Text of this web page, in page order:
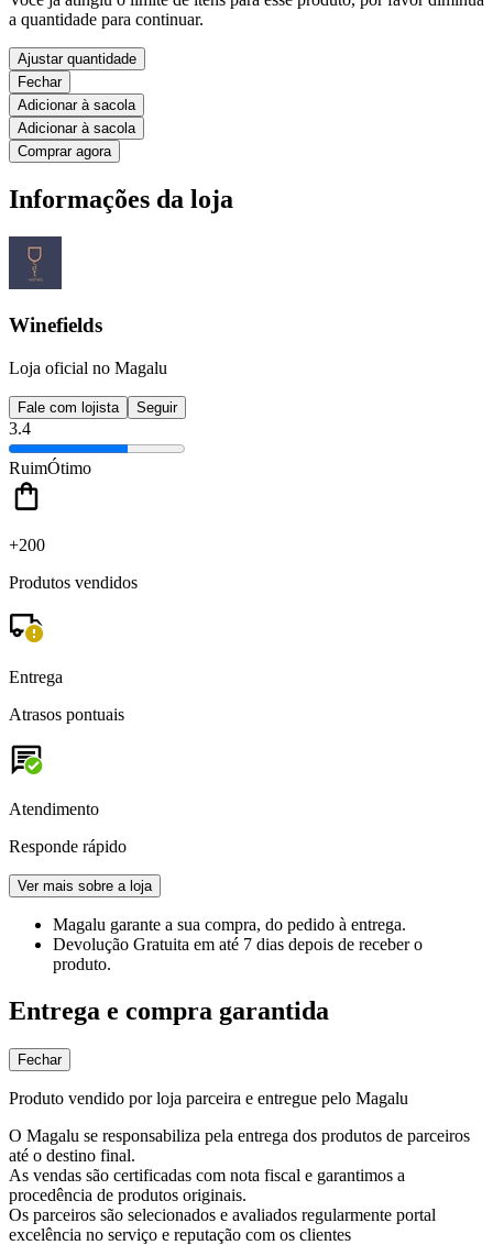
a quantidade para continuar.
Ajustar quantidade
Fechar
Adicionar à sacola
Adicionar à sacola
Comprar agora
Informações da loja
Winefields
Loja oficial no Magalu
Fale com lojista Seguir
3.4
RuimÓtimo
+200
Produtos vendidos
Entrega
Atrasos pontuais
Atendimento
Responde rápido
Ver mais sobre a loja
Magalu garante a sua compra, do pedido à entrega.
Devolução Gratuita em até 7 dias depois de receber o
produto.
Entrega e compra garantida
Fechar
Produto vendido por loja parceira e entregue pelo Magalu
O Magalu se responsabiliza pela entrega dos produtos de parceiros
até o destino final.
As vendas são certificadas com nota fiscal e garantimos a
procedência de produtos originais.
Os parceiros são selecionados e avaliados regularmente portal
excelência no serviço e reputação com os clientes